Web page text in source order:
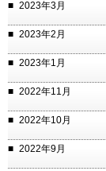
2023年3月
2023年2月
2023年1月
2022年11月
2022年10月
2022年9月